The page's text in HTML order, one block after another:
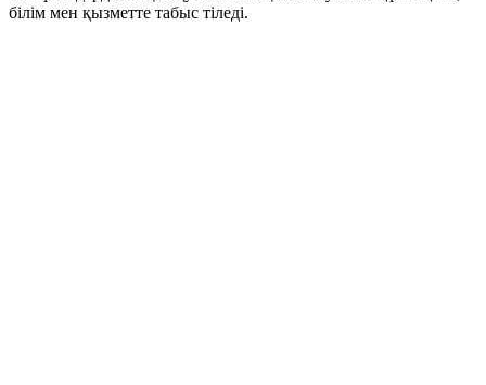
білім мен қызметте табыс тіледі.